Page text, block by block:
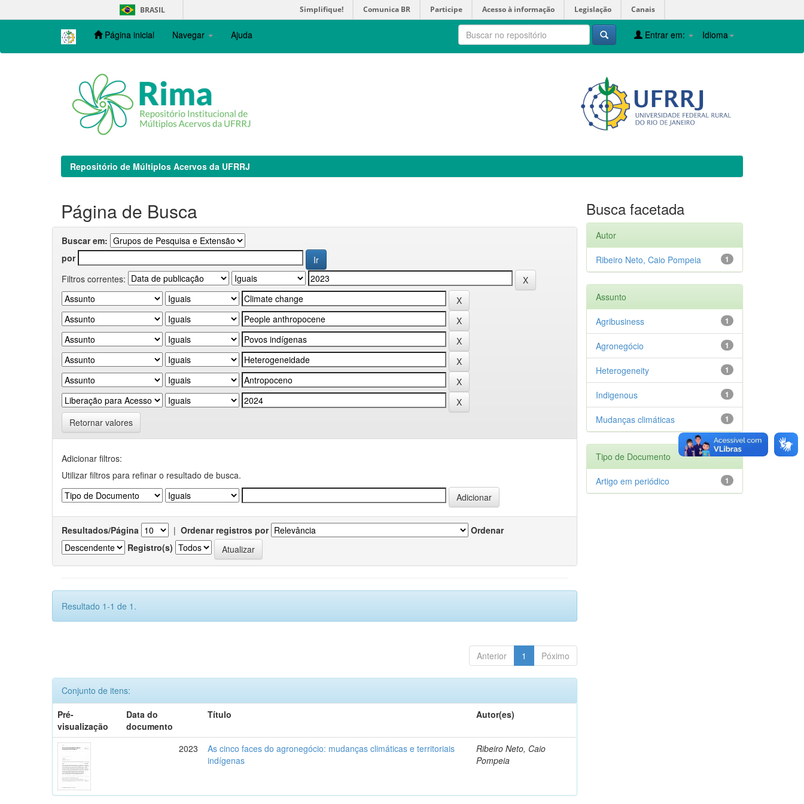
navigation
BRASIL Simplifique! Comunica BR Participe Acesso à informação Legislação Canais
Página inicial Navegar Ajuda Idioma
Entrar em:
Repositório de Múltiplos Acervos da UFRRJ
Página de Busca
Buscar em:
por
Filtros correntes:
Retornar valores
Adicionar filtros:
Utilizar filtros para refinar o resultado de busca.
Resultados/Página | Ordenar registros por
Ordenar
Registro(s)
Resultado 1-1 de 1.
Anterior 1 Póximo
Conjunto de itens:
Pré-
visualização
Data do
documento
Título Autor(es)
2023
As cinco faces do agronegócio: mudanças climáticas e territoriais
indígenas
Ribeiro Neto, Caio
Pompeia
Busca facetada
Autor
1
Ribeiro Neto, Caio Pompeia
Assunto
1
Agribusiness
1
Agronegócio
1
Heterogeneity
1
Indigenous
1
Mudanças climáticas
Tipo de Documento
1
Artigo em periódico